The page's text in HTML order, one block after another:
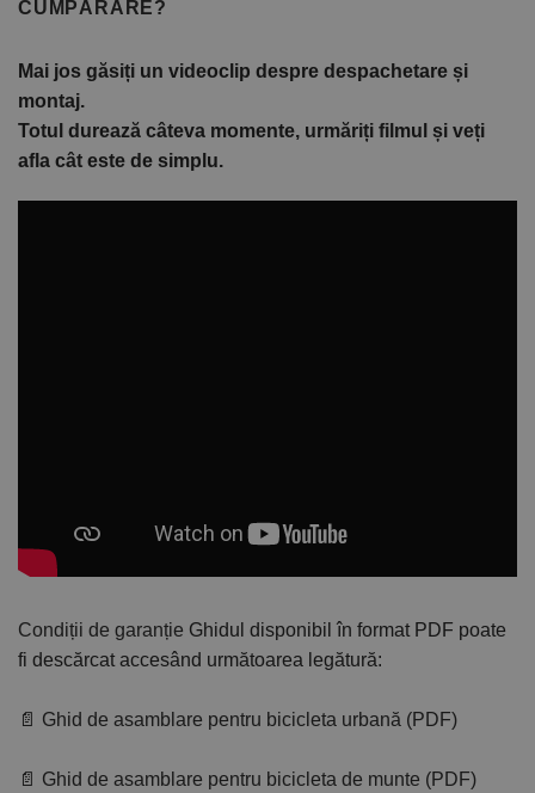
CUMPĂRARE?
Mai jos găsiți un videoclip despre despachetare și
montaj.
Totul durează câteva momente, urmăriți filmul și veți
afla cât este de simplu.
Condiții de garanție Ghidul disponibil în format PDF poate
fi descărcat accesând următoarea legătură:
📄 Ghid de asamblare pentru bicicleta urbană (PDF)
📄 Ghid de asamblare pentru bicicleta de munte (PDF)